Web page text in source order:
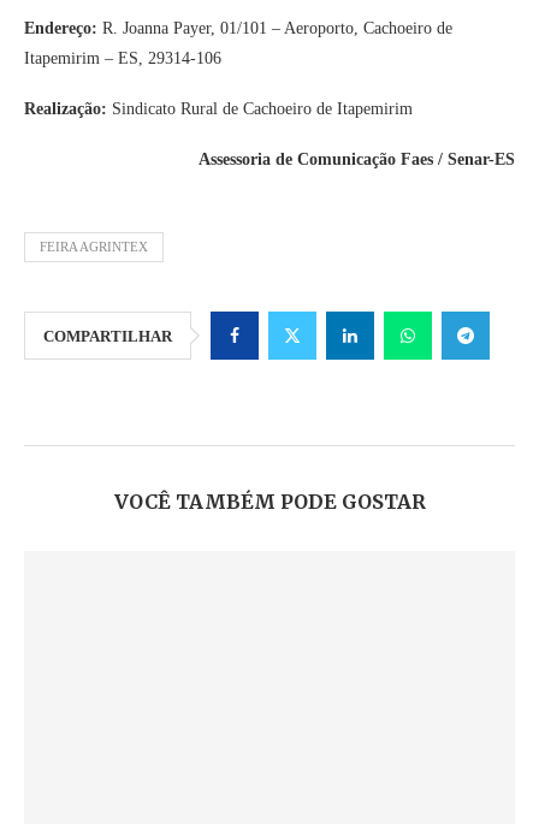
Endereço: R. Joanna Payer, 01/101 – Aeroporto, Cachoeiro de
Itapemirim – ES, 29314-106
Realização: Sindicato Rural de Cachoeiro de Itapemirim
Assessoria de Comunicação Faes / Senar-ES
FEIRA AGRINTEX
COMPARTILHAR
VOCÊ TAMBÉM PODE GOSTAR